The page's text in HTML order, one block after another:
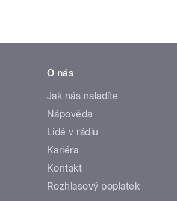
O nás
Jak nás naladíte
Nápověda
Lidé v rádiu
Kariéra
Kontakt
Rozhlasový poplatek